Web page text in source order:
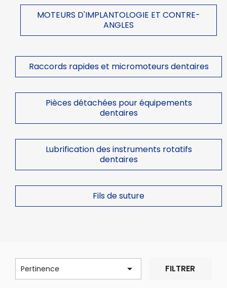
MOTEURS D'IMPLANTOLOGIE ET CONTRE-
ANGLES
Raccords rapides et micromoteurs dentaires
Pièces détachées pour équipements
dentaires
Lubrification des instruments rotatifs
dentaires
Fils de suture
Pertinence  FILTRER